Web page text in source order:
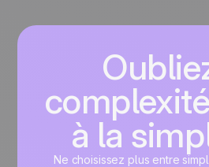
à la
Ne choisissez plus entre